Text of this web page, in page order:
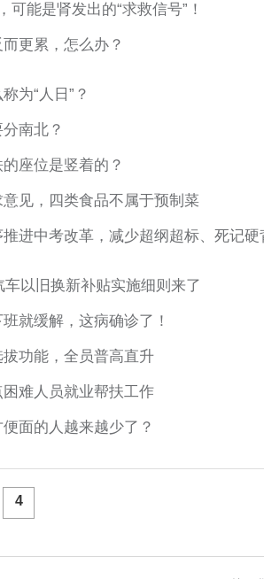
可能是肾发出的“求救信号”！
更累，怎么办？
为“人日”？
南北？
座位是竖着的？
见，四类食品不属于预制菜
进中考改革，减少超纲超标、死记硬
车以旧换新补贴实施细则来了
就缓解，这病确诊了！
功能，全员普高直升
难人员就业帮扶工作
面的人越来越少了？
4